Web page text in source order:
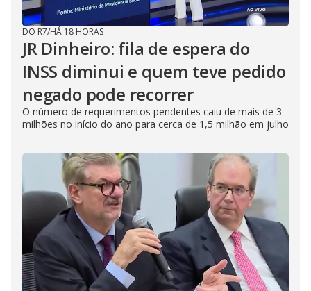
DO R7/HÁ 18 HORAS
JR Dinheiro: fila de espera do
INSS diminui e quem teve pedido
negado pode recorrer
O número de requerimentos pendentes caiu de mais de 3
milhões no início do ano para cerca de 1,5 milhão em julho